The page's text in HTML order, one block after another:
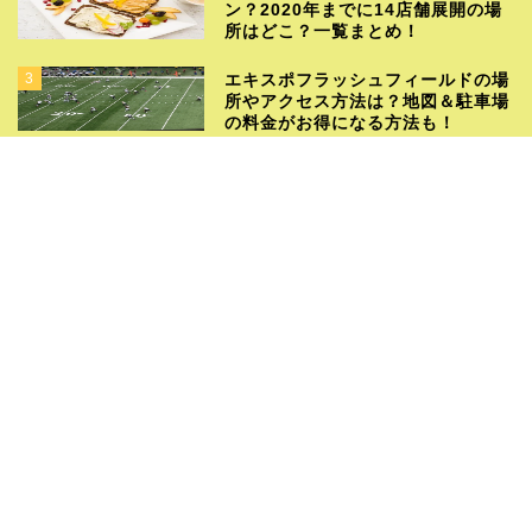
ン？2020年までに14店舗展開の場
所はどこ？一覧まとめ！
3
エキスポフラッシュフィールドの場
所やアクセス方法は？地図＆駐車場
の料金がお得になる方法も！